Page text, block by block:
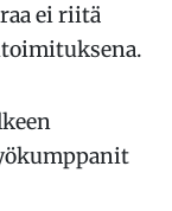
ei riitä